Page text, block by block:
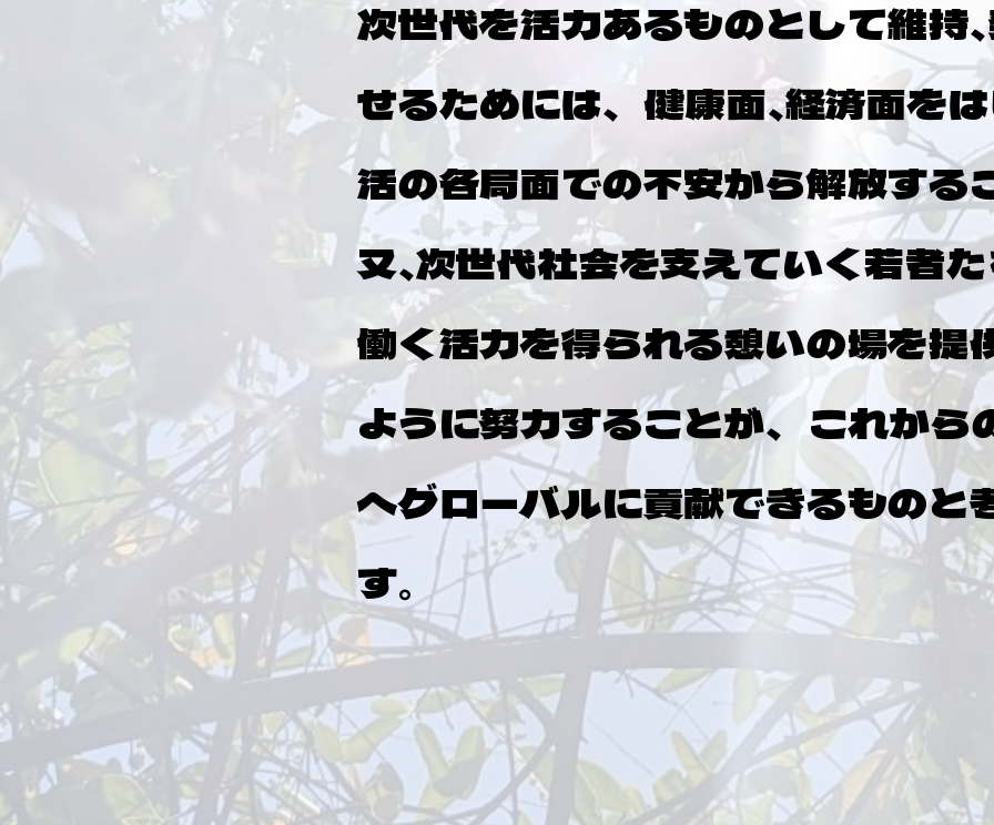
次世代を活力あるものとして維持
せるためには、 健康面、経済面を
活の各局面での不安から解放する
又、次世代社会を支えていく若者
働く活力を得られる憩いの場を提
ように努力することが、 これから
へグローバルに貢献できるものと
す。